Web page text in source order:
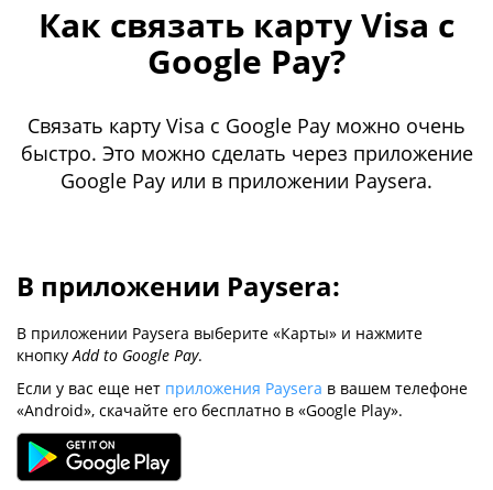
Как связать карту Visa с
Google Pay?
Связать карту Visa с Google Pay можно очень
быстро. Это можно сделать через приложение
Google Pay или в приложении Paysera.
В приложении Paysera:
В приложении Paysera выберите «Карты» и нажмите
кнопку Add to Google Pay.
Если у вас еще нет приложения Paysera в вашем телефоне
«Android», скачайте его бесплатно в «Google Play».